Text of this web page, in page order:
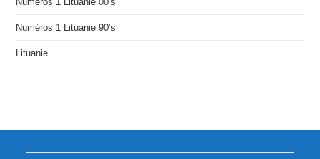
Numéros 1 Lituanie 90’s
Lituanie